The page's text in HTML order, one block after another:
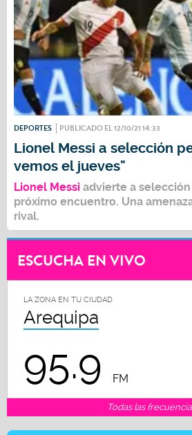
DEPORTES PUBLICADO EL 12/10/21 14:33
Lionel Messi a selección
vemos el jueves"
Lionel Messi advierte a
próximo encuentro. Una
rival.
ESCUCHA EN VIVO
LA ZONA EN TU CIUDAD
Arequipa
95.9 FM
Todas las